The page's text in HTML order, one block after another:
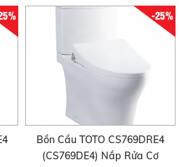
-25%
Bồn Cầu TOTO CS769DRE4
(CS769DE4) Nắp Rửa Cơ